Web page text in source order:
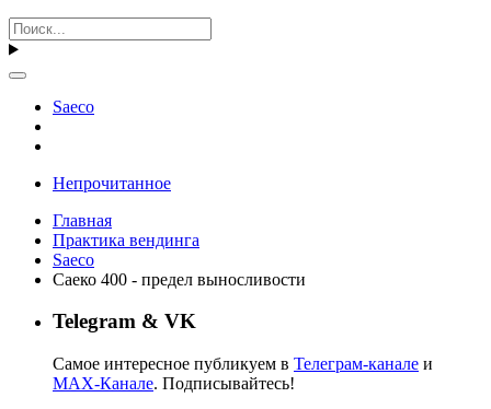
Saeco
Непрочитанное
Главная
Практика вендинга
Saeco
Саеко 400 - предел выносливости
Telegram & VK
Самое интересное публикуем в Телеграм-канале и
MAX-Канале. Подписывайтесь!